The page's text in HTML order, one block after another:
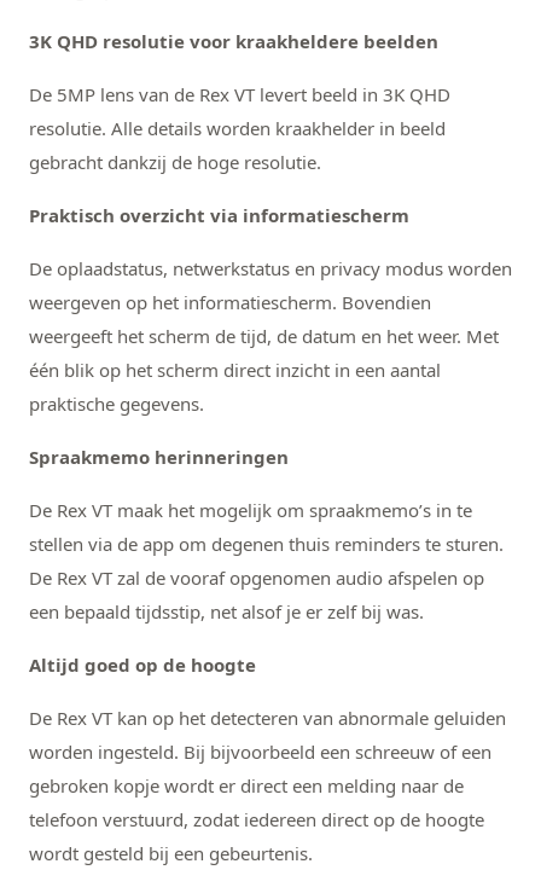
3K QHD resolutie voor kraakheldere beelden
De 5MP lens van de Rex VT levert beeld in 3K QHD
resolutie. Alle details worden kraakhelder in beeld
gebracht dankzij de hoge resolutie.
Praktisch overzicht via informatiescherm
De oplaadstatus, netwerkstatus en privacy modus worden
weergeven op het informatiescherm. Bovendien
weergeeft het scherm de tijd, de datum en het weer. Met
één blik op het scherm direct inzicht in een aantal
praktische gegevens.
Spraakmemo herinneringen
De Rex VT maak het mogelijk om spraakmemo’s in te
stellen via de app om degenen thuis reminders te sturen.
De Rex VT zal de vooraf opgenomen audio afspelen op
een bepaald tijdsstip, net alsof je er zelf bij was.
Altijd goed op de hoogte
De Rex VT kan op het detecteren van abnormale geluiden
worden ingesteld. Bij bijvoorbeeld een schreeuw of een
gebroken kopje wordt er direct een melding naar de
telefoon verstuurd, zodat iedereen direct op de hoogte
wordt gesteld bij een gebeurtenis.